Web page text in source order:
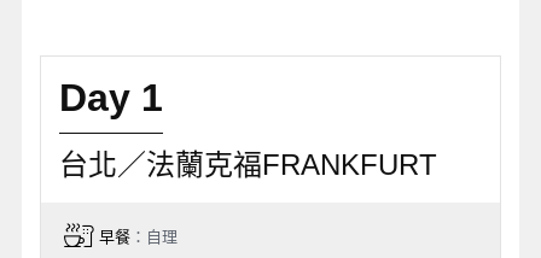
Day 1
台北／法蘭克福FRANKFURT
早餐：自理